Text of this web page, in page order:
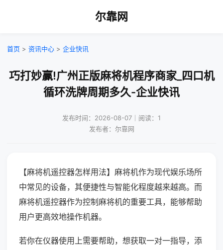
尔靠网
首页 > 资讯中心 > 企业快讯
巧打妙赢!广州正版麻将机程序商家_四口机
循环洗牌周期多久-企业快讯
发布时间：2026-08-07｜阅读：1
发布者：尔靠网
【麻将机遥控器怎样用法】麻将机作为现代娱乐场所
中常见的设备，其便捷性与智能化程度越来越高。而
麻将机遥控器作为控制麻将机的重要工具，能够帮助
用户更高效地操作机器。
若你在仪器使用上需要帮助，想获取一对一指导，添